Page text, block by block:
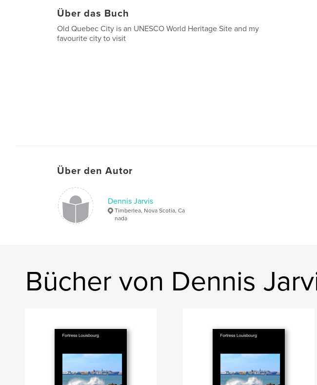
Über das Buch
Old Quebec City is an UNESCO World Heritage Site and my
favourite city to visit
Über den Autor
Dennis Jarvis
Timberlea, Nova Scotia, Ca
nada
Bücher von Dennis